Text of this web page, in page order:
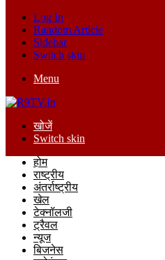
Log In
Random Article
Sidebar
Switch skin
Menu
खोजें
Switch skin
होम
राष्ट्रीय
अंतर्राष्ट्रीय
खेल
टेक्नॉलजी
ट्रैवल
न्यूज
बिजनेस